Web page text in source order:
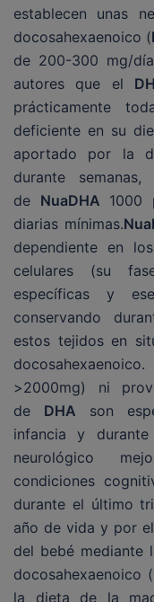
establecen unas
docosahexaenoico (
de 200-300 mg/
autores que el
prácticamente
deficiente en su
aportado por la
durante
de NuaDHA 1000
diarias mínimas.
dependiente en
celulares (su
específicas y
conservando
estos tejidos en
docosahexaenoico.
>2000mg) ni
de DHA son
infancia y
neurológico
condiciones
durante el último
año de vida y por
del bebé mediante
docosahexaenoico
la dieta de la